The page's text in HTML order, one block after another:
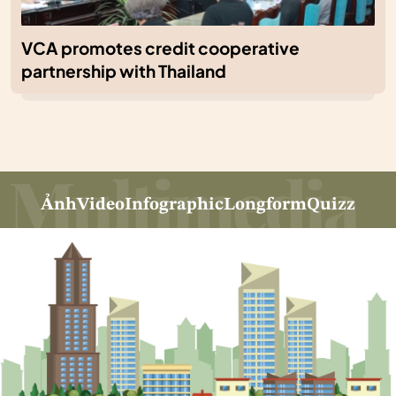
VCA promotes credit cooperative
partnership with Thailand
ẢnhVideoInfographicLongformQuizz